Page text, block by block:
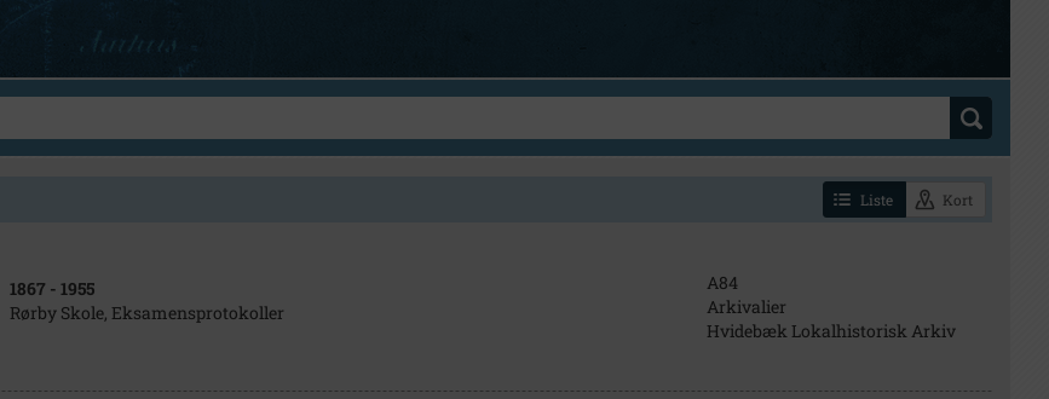
Liste Kort
1867 - 1955
Rørby Skole, Eksamensprotokoller
A84
Arkivalier
Hvidebæk Lokalhistorisk Arkiv